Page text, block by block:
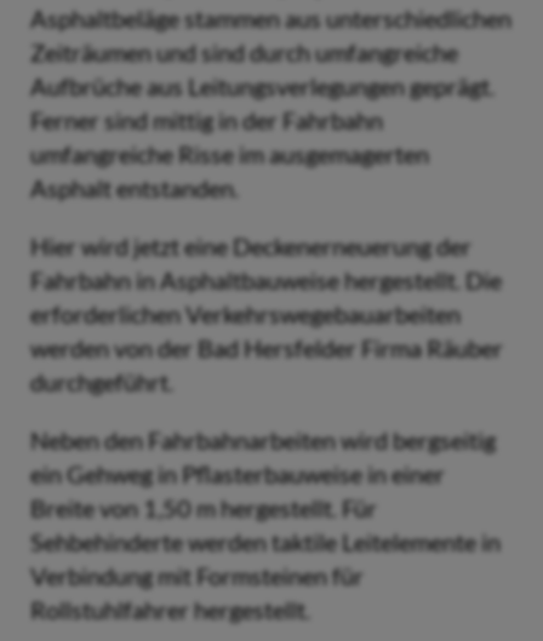
Asphaltbeläge stammen aus unterschiedlichen
Zeiträumen und sind durch umfangreiche
Aufbrüche aus Leitungsverlegungen geprägt.
Ferner sind mittig in der Fahrbahn
umfangreiche Risse im ausgemagerten
Asphalt entstanden.
Hier wird jetzt eine Deckenerneuerung der
Fahrbahn in Asphaltbauweise hergestellt. Die
erforderlichen Verkehrswegebauarbeiten
werden von der Bad Hersfelder Firma Räuber
durchgeführt.
Neben den Fahrbahnarbeiten wird bergseitig
ein Gehweg in Pflasterbauweise in einer
Breite von 1,50 m hergestellt. Für
Sehbehinderte werden taktile Leitelemente in
Verbindung mit Formsteinen für
Rollstuhlfahrer hergestellt.